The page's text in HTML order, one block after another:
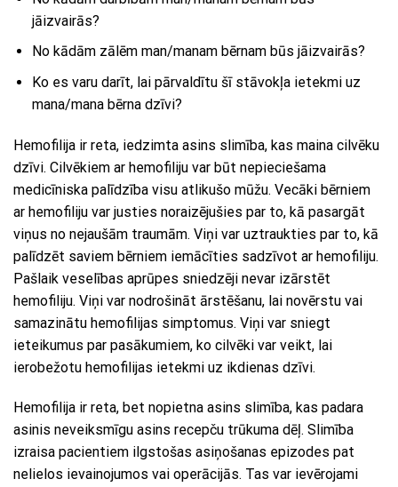
jāizvairās?
No kādām zālēm man/manam bērnam būs jāizvairās?
Ko es varu darīt, lai pārvaldītu šī stāvokļa ietekmi uz
mana/mana bērna dzīvi?
Hemofilija ir reta, iedzimta asins slimība, kas maina cilvēku
dzīvi. Cilvēkiem ar hemofiliju var būt nepieciešama
medicīniska palīdzība visu atlikušo mūžu. Vecāki bērniem
ar hemofiliju var justies noraizējušies par to, kā pasargāt
viņus no nejaušām traumām. Viņi var uztraukties par to, kā
palīdzēt saviem bērniem iemācīties sadzīvot ar hemofiliju.
Pašlaik veselības aprūpes sniedzēji nevar izārstēt
hemofiliju. Viņi var nodrošināt ārstēšanu, lai novērstu vai
samazinātu hemofilijas simptomus. Viņi var sniegt
ieteikumus par pasākumiem, ko cilvēki var veikt, lai
ierobežotu hemofilijas ietekmi uz ikdienas dzīvi.
Hemofilija ir reta, bet nopietna asins slimība, kas padara
asinis neveiksmīgu asins recepču trūkuma dēļ. Slimība
izraisa pacientiem ilgstošas asiņošanas epizodes pat
nelielos ievainojumos vai operācijās. Tas var ievērojami